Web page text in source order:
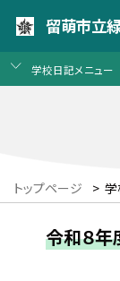
留萌市立
学校日記メニュー
トップページ >
令和８年